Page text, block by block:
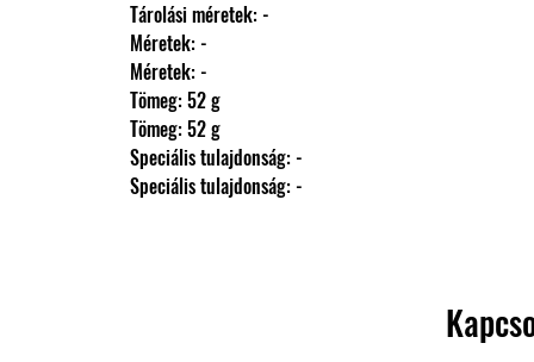
                Tárolási méretek: -
                Méretek: -
                Méretek: -
                Tömeg: 52 g
                Tömeg: 52 g
                Speciális tulajdonság: -
                Speciális tulajdonság: -